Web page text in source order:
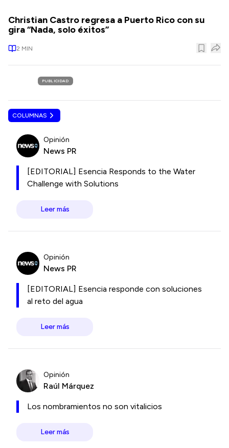
Christian Castro regresa a Puerto Rico con su
gira “Nada, solo éxitos”
2 MIN
PUBLICIDAD
COLUMNAS
Opinión
News PR
[EDITORIAL] Esencia Responds to the Water
Challenge with Solutions
Leer más
Opinión
News PR
[EDITORIAL] Esencia responde con soluciones
al reto del agua
Leer más
Opinión
Raúl Márquez
Los nombramientos no son vitalicios
Leer más